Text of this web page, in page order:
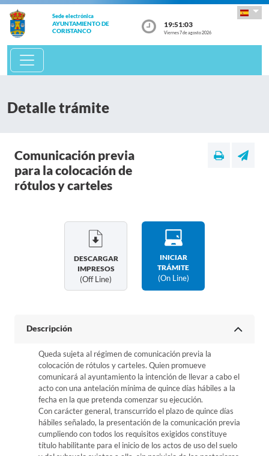
Sede electrónica
AYUNTAMIENTO DE
CORISTANCO
19:51:03
Viernes 7 de agosto 2026
Detalle trámite
Comunicación previa
para la colocación de
rótulos y carteles
DESCARGAR
IMPRESOS
(off Line)
INICIAR
TRÁMITE
(on Line)
Descripción
Queda sujeta al régimen de comunicación previa la
colocación de rótulos y carteles. Quien promueve
comunicará al ayuntamiento la intención de llevar a cabo el
acto con una antelación mínima de quince días hábiles a la
fecha en la que pretenda comenzar su ejecución.
Con carácter general, transcurrido el plazo de quince días
hábiles señalado, la presentación de la comunicación previa
cumpliendo con todos los requisitos exigidos constituye
título habilitante para el inicio de los actos de uso del suelo